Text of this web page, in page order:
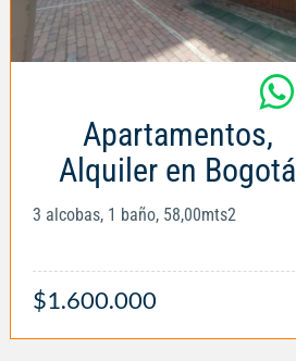
Apartamentos,
Alquiler en Bogotá
3 alcobas, 1 baño, 58,00mts2
$1.600.000